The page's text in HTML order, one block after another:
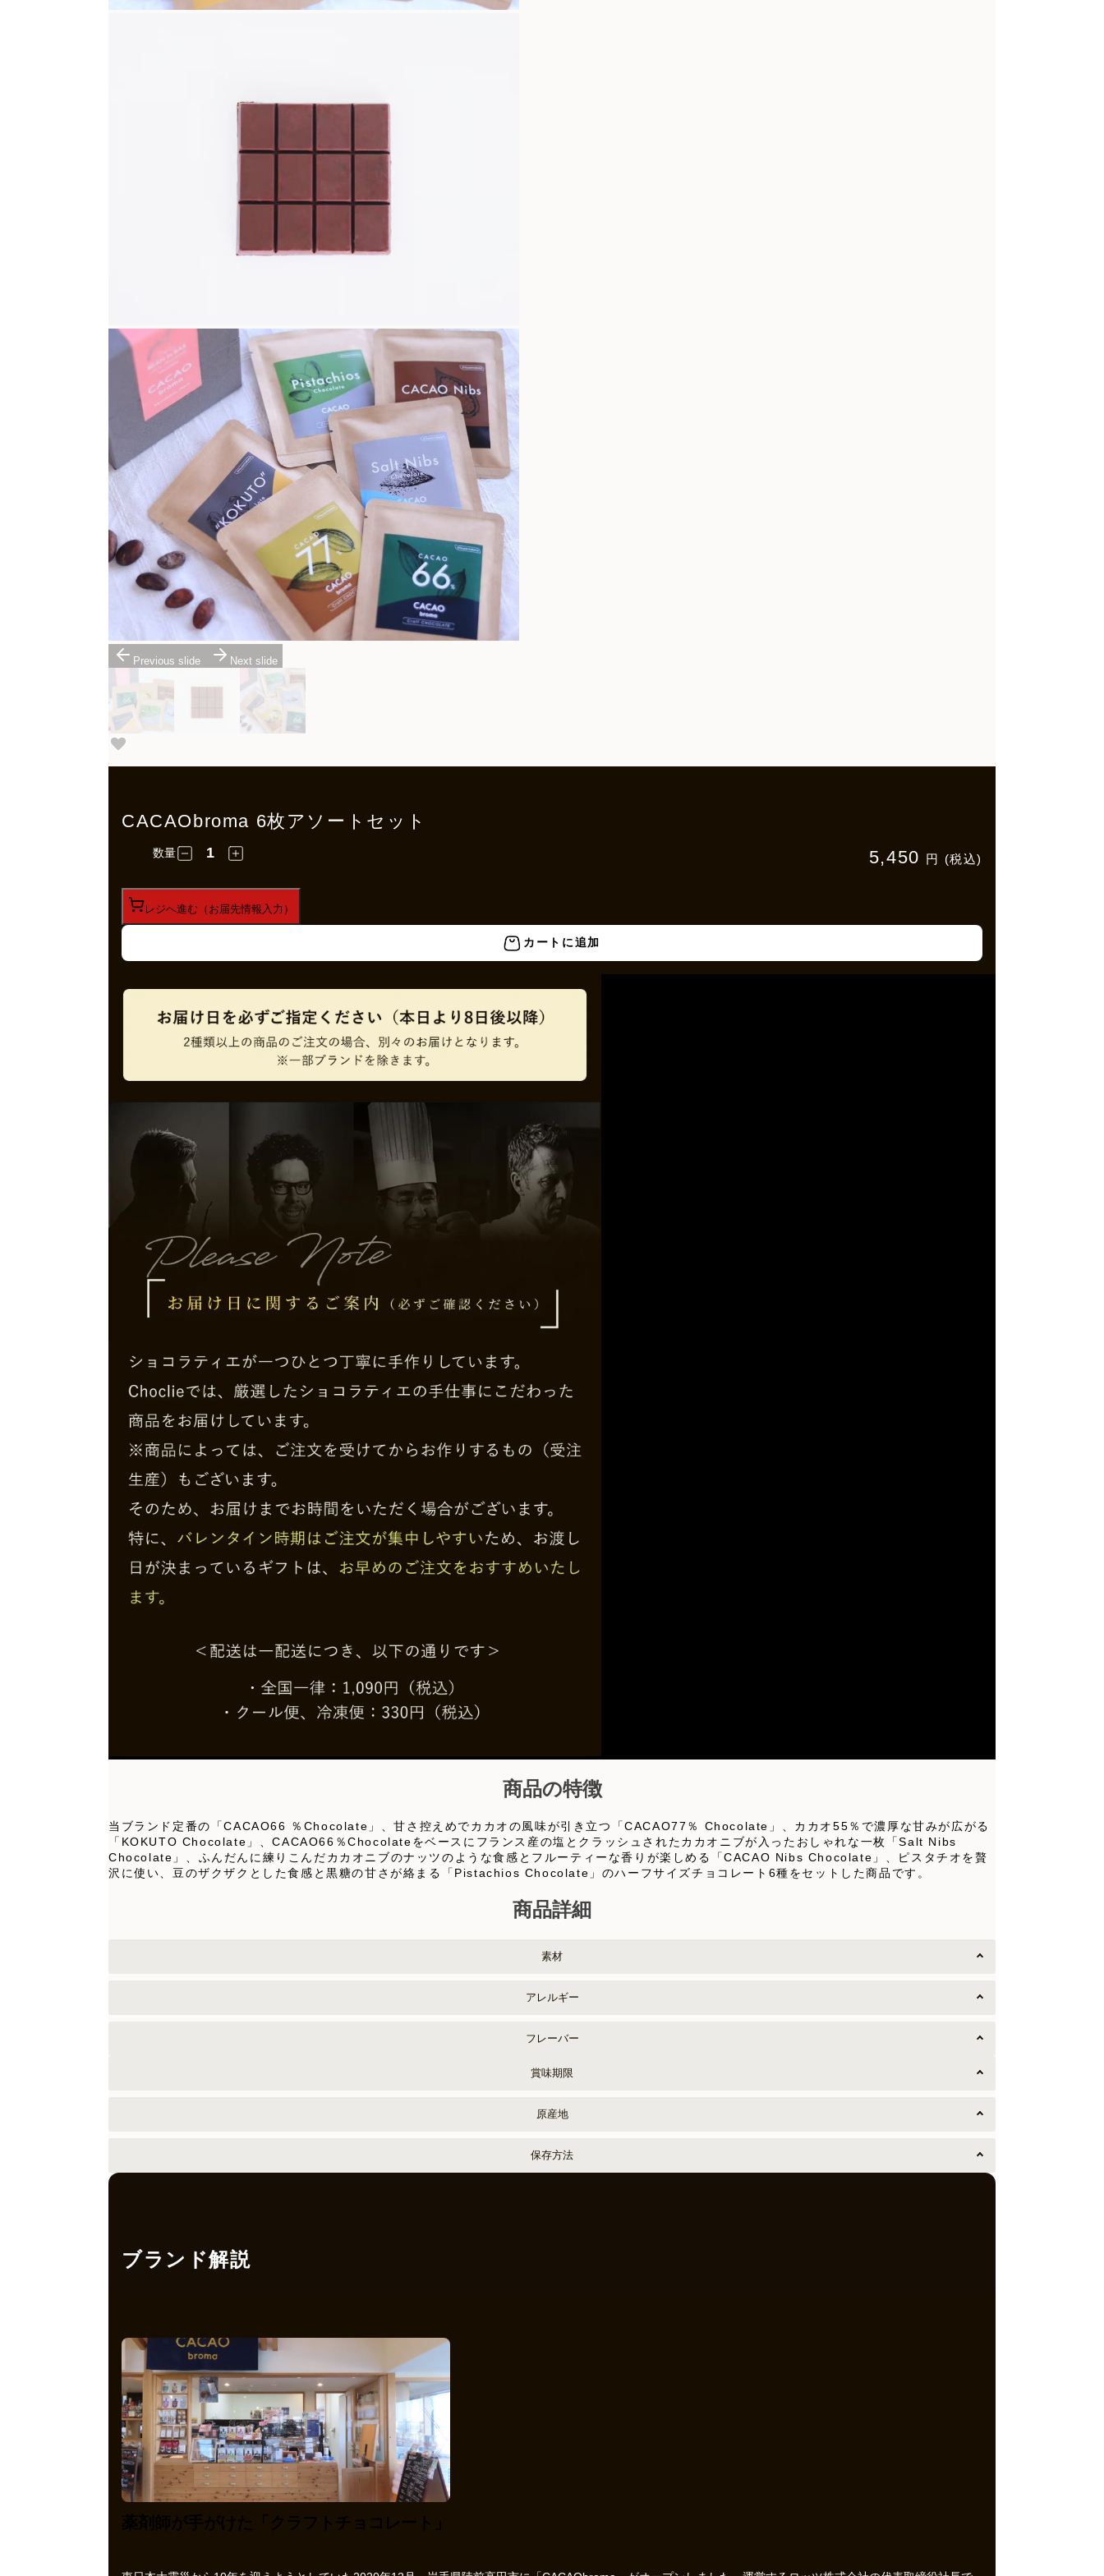
Previous slide Next slide
CACAObroma 6枚アソートセット
5,450 円 (税込)
数量
レジへ進む（お届先情報入力）
カートに追加
商品の特徴
当ブランド定番の「CACAO66 ％Chocolate」、甘さ控えめでカカオの風味が引き立つ「CACAO77％ Chocolate」、カカオ55％で濃厚な甘みが広がる
「KOKUTO Chocolate」、CACAO66％Chocolateをベースにフランス産の塩とクラッシュされたカカオニブが入ったおしゃれな一枚「Salt Nibs
Chocolate」、ふんだんに練りこんだカカオニブのナッツのような食感とフルーティーな香りが楽しめる「CACAO Nibs Chocolate」、ピスタチオを贅
沢に使い、豆のザクザクとした食感と黒糖の甘さが絡まる「Pistachios Chocolate」のハーフサイズチョコレート6種をセットした商品です。
商品詳細
素材
アレルギー
フレーバー
賞味期限
原産地
保存方法
ブランド解説